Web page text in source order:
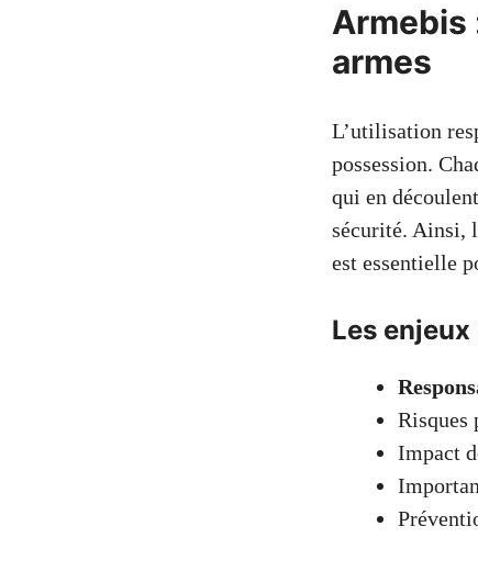
Armebis
armes
L’utilisation
possession.
qui en
sécurité. Ainsi,
est essentielle
Les enjeux
Risques
Impact